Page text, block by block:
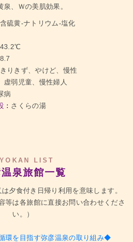
泉、Ｗの美肌効果。
含硫黄-ナトリウム-塩化
43.2℃
8.7
きりきず、やけど、慢性
虚弱児童、慢性婦人
病
： さくらの湯
LIST
泉旅館一覧
夕食付き日帰り利用を意味します。
等は各旅館に直接お問い合わせくださ
い。）
環を目指す弥彦温泉の取り組み◆